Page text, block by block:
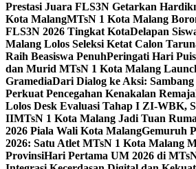
Prestasi Juara FLS3N Getarkan
Kota MalangMTsN 1 Kota Malang
FLS3N 2026 Tingkat KotaDelapan
Malang Lolos Seleksi Ketat Calon
Raih Beasiswa PenuhPeringati Hari
dan Murid MTsN 1 Kota Malang
GramediaDari Dialog ke Aksi:
Perkuat Pencegahan Kenakalan Remaja
Lolos Desk Evaluasi Tahap I ZI-WBK,
IIMTsN 1 Kota Malang Jadi Tuan
2026 Piala Wali Kota MalangGemuruh
2026: Satu Atlet MTsN 1 Kota Malang
ProvinsiHari Pertama UM 2026 di